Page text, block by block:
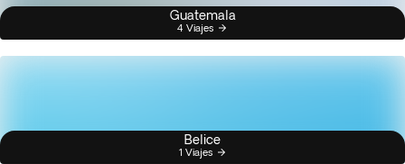
Guatemala
4 Viajes
Belice
1 Viajes